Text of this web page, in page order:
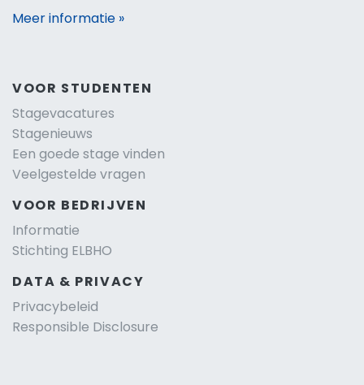
Meer informatie »
VOOR STUDENTEN
Stagevacatures
Stagenieuws
Een goede stage vinden
Veelgestelde vragen
VOOR BEDRIJVEN
Informatie
Stichting ELBHO
DATA & PRIVACY
Privacybeleid
Responsible Disclosure